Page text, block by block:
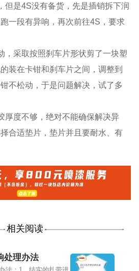
但是4S没有备货，先是插销拆下润
一段有异响，再次前往4S，要求
，采取按照刹车片形状剪了一块塑
装在卡钳和刹车片之间，调整到
不松动，于是问题解决，试了多
厚度不够，绝对不能确保解决异
合适垫片，垫片并且要耐水、有
相关阅读
处理办法